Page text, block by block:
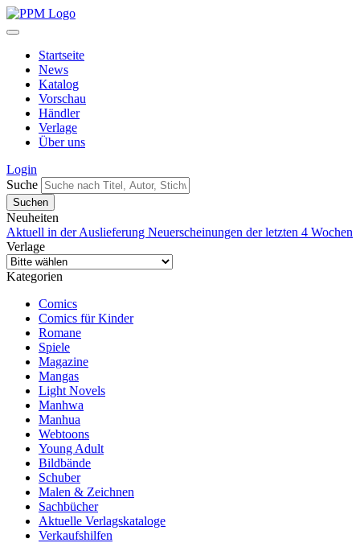
Startseite
News
Katalog
Vorschau
Händler
Verlage
Über uns
Login
Suche
Neuheiten
Aktuell in der Auslieferung Neuerscheinungen der letzten 4 Wochen
Verlage
Kategorien
Comics
Comics für Kinder
Romane
Spiele
Magazine
Mangas
Light Novels
Manhwa
Manhua
Webtoons
Young Adult
Bildbände
Schuber
Malen & Zeichnen
Sachbücher
Aktuelle Verlagskataloge
Verkaufshilfen